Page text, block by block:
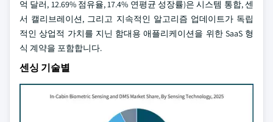
억 달러, 12.69% 점유율, 17.4% 연평균 성장률)은 시스템 통합, 센
서 캘리브레이션, 그리고 지속적인 알고리즘 업데이트가 독립
적인 상업적 가치를 지닌 함대용 애플리케이션을 위한 SaaS 형
식 계약을 포함합니다.
센싱 기술별